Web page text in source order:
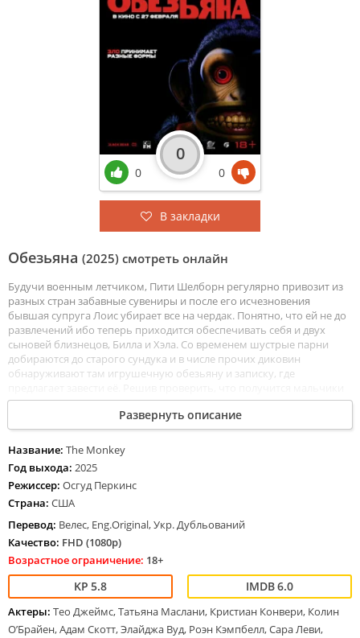
Обезьяна (2025) смотреть онлайн
Будучи военным летчиком, Пити Шелборн регулярно привозит из
разных стран забавные сувениры и после его исчезновения
бывшая супруга Лоис убирает все на чердак. Понятно, что ей не до
развлечений ибо теперь приходится обеспечивать себя и двух
сыновей близнецов, Билла и Хэла. Со временем шустрые парни
добираются до старого сундука и в числе прочих диковин
обнаруживают там игрушечную обезьяну и записку, где
поворачивают ключ в плюшевом животе и уже через пару часов в
ресторане по нелепой случайности гибнет их няня Энни. При
повторном опыте жертвой несчастного случая становится мать
подростков и осознав в чем причина бед, Хэл кухонным топориком
разрубает жуткую мартышку на части и выбрасывает в мусор.
Сирот перевозят на ферму к родственникам Чипу и Иде Заммерам,
а вскоре зловещая игрушка появляется сама собой.
Развернуть описание
Название: The Monkey
Год выхода: 2025
Режиссер: Осгуд Перкинс
Страна: США
Перевод: Велес, Eng.Original, Укр. Дубльований
Качество: FHD (1080p)
Возрастное ограничение: 18+
5.8 6.0
Актеры: Тео Джеймс, Татьяна Маслани, Кристиан Конвери, Колин
О’Брайен, Адам Скотт, Элайджа Вуд, Роэн Кэмпбелл, Сара Леви,
0
0
0
В закладки